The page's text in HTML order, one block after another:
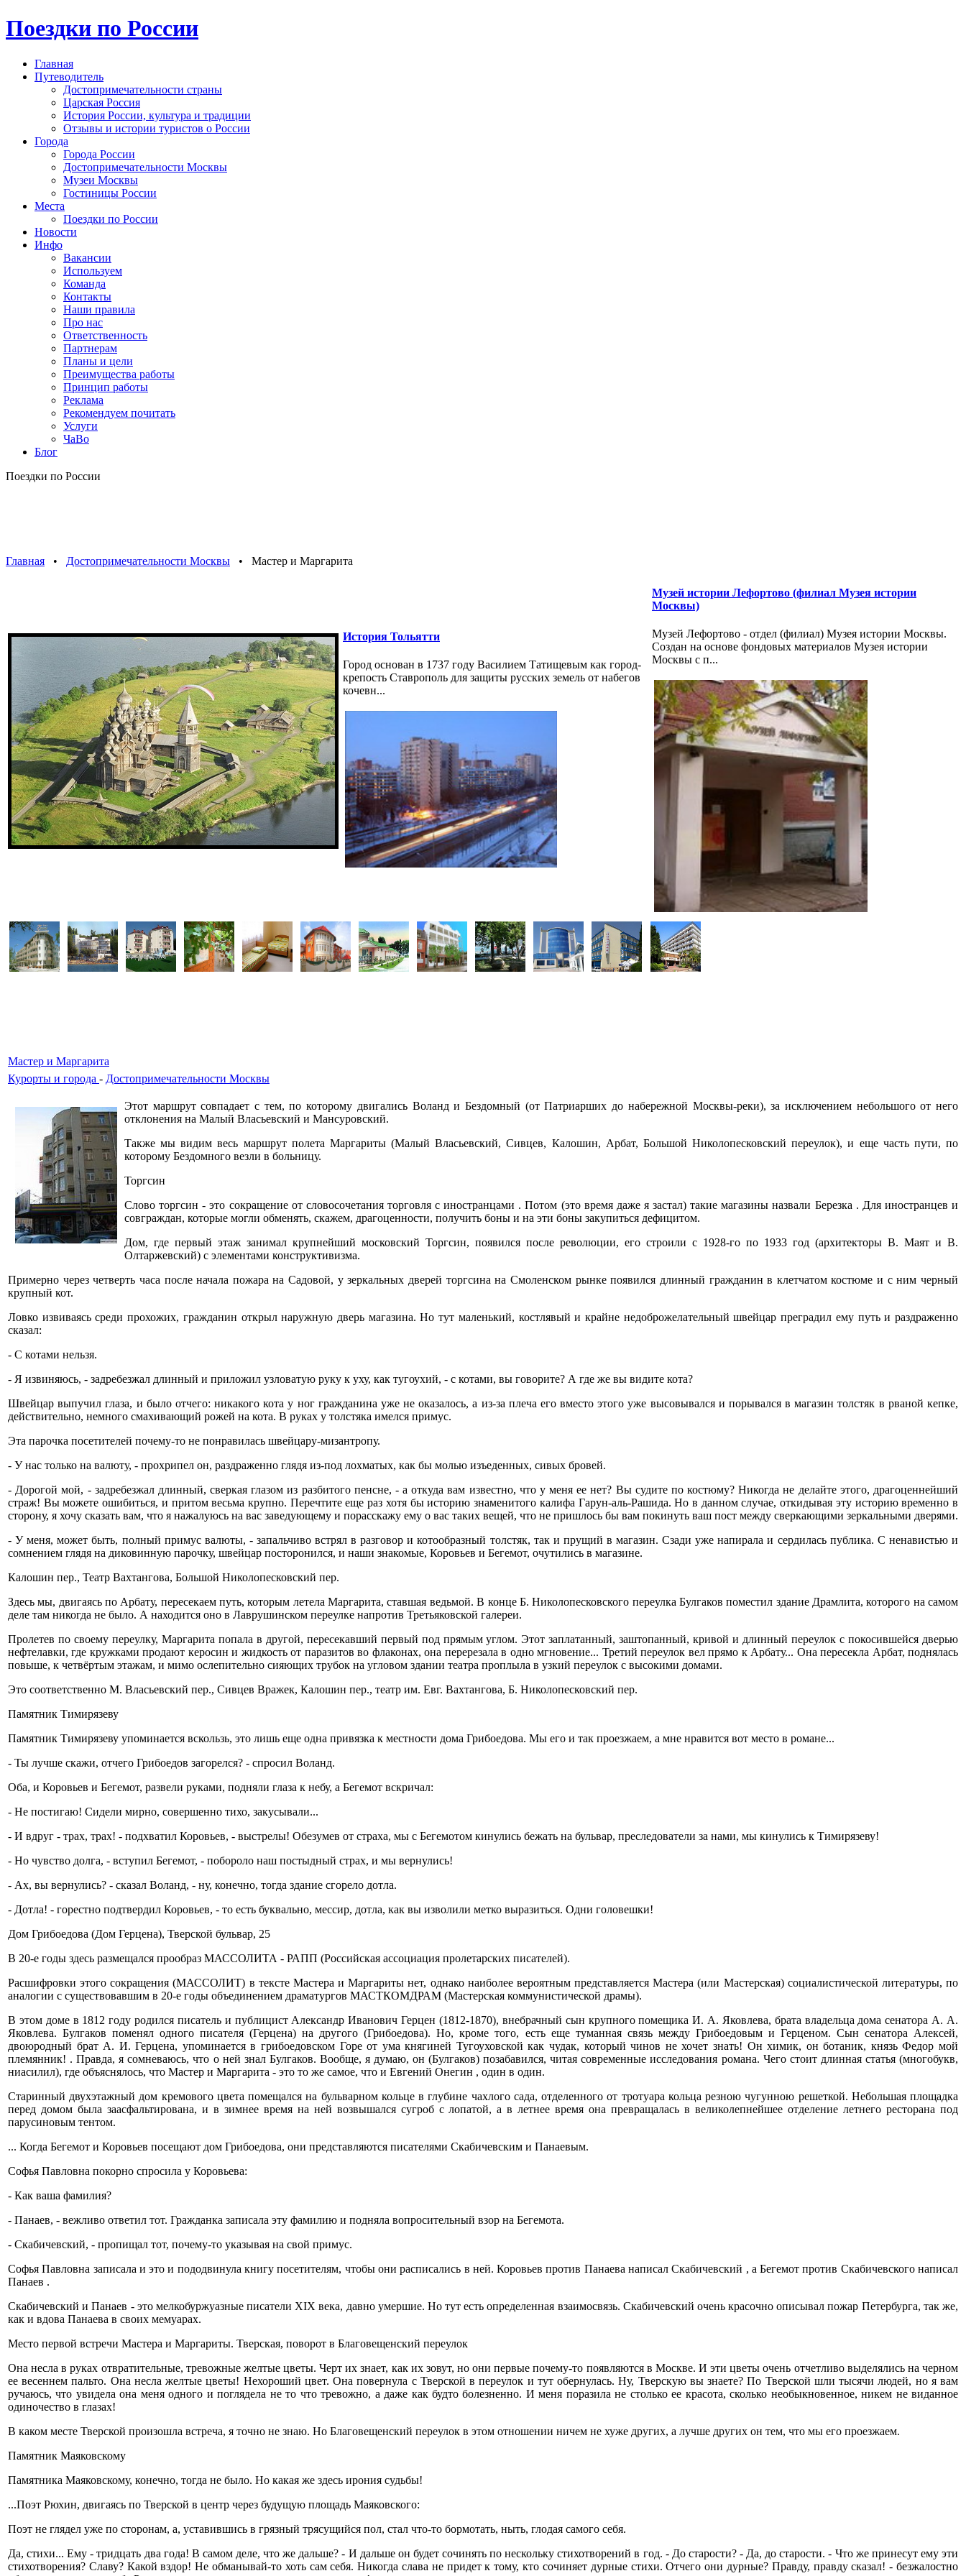
Поездки по России
Главная
Путеводитель
Достопримечательности страны
Царская Россия
История России, культура и традиции
Отзывы и истории туристов о России
Города
Города России
Достопримечательности Москвы
Музеи Москвы
Гостиницы России
Места
Поездки по России
Новости
Инфо
Вакансии
Используем
Команда
Контакты
Наши правила
Про нас
Ответственность
Партнерам
Планы и цели
Преимущества работы
Принцип работы
Реклама
Рекомендуем почитать
Услуги
ЧаВо
Блог
Поездки по России
Главная • Достопримечательности Москвы • Мастер и Маргарита
История Тольятти
Город основан в 1737 году Василием Татищевым как город-
крепость Ставрополь для защиты русских земель от набегов
кочевн...
Музей истории Лефортово (филиал Музея истории
Москвы)
Музей Лефортово - отдел (филиал) Музея истории Москвы.
Создан на основе фондовых материалов Музея истории
Москвы с п...
Мастер и Маргарита
Курорты и города - Достопримечательности Москвы
Этот маршрут совпадает с тем, по которому двигались Воланд и Бездомный (от Патриарших до набережной Москвы-реки), за исключением небольшого от него
отклонения на Малый Власьевский и Мансуровский.
Также мы видим весь маршрут полета Маргариты (Малый Власьевский, Сивцев, Калошин, Арбат, Большой Николопесковский переулок), и еще часть пути, по
которому Бездомного везли в больницу.
Торгсин
Слово торгсин - это сокращение от словосочетания торговля с иностранцами . Потом (это время даже я застал) такие магазины назвали Березка . Для иностранцев и
совграждан, которые могли обменять, скажем, драгоценности, получить боны и на эти боны закупиться дефицитом.
Дом, где первый этаж занимал крупнейший московский Торгсин, появился после революции, его строили с 1928-го по 1933 год (архитекторы В. Маят и В.
Олтаржевский) с элементами конструктивизма.
Примерно через четверть часа после начала пожара на Садовой, у зеркальных дверей торгсина на Смоленском рынке появился длинный гражданин в клетчатом костюме и с ним черный
крупный кот.
Ловко извиваясь среди прохожих, гражданин открыл наружную дверь магазина. Но тут маленький, костлявый и крайне недоброжелательный швейцар преградил ему путь и раздраженно
сказал:
- С котами нельзя.
- Я извиняюсь, - задребезжал длинный и приложил узловатую руку к уху, как тугоухий, - с котами, вы говорите? А где же вы видите кота?
Швейцар выпучил глаза, и было отчего: никакого кота у ног гражданина уже не оказалось, а из-за плеча его вместо этого уже высовывался и порывался в магазин толстяк в рваной кепке,
действительно, немного смахивающий рожей на кота. В руках у толстяка имелся примус.
Эта парочка посетителей почему-то не понравилась швейцару-мизантропу.
- У нас только на валюту, - прохрипел он, раздраженно глядя из-под лохматых, как бы молью изъеденных, сивых бровей.
- Дорогой мой, - задребезжал длинный, сверкая глазом из разбитого пенсне, - а откуда вам известно, что у меня ее нет? Вы судите по костюму? Никогда не делайте этого, драгоценнейший
страж! Вы можете ошибиться, и притом весьма крупно. Перечтите еще раз хотя бы историю знаменитого калифа Гарун-аль-Рашида. Но в данном случае, откидывая эту историю временно в
сторону, я хочу сказать вам, что я нажалуюсь на вас заведующему и порасскажу ему о вас таких вещей, что не пришлось бы вам покинуть ваш пост между сверкающими зеркальными дверями.
- У меня, может быть, полный примус валюты, - запальчиво встрял в разговор и котообразный толстяк, так и прущий в магазин. Сзади уже напирала и сердилась публика. С ненавистью и
сомнением глядя на диковинную парочку, швейцар посторонился, и наши знакомые, Коровьев и Бегемот, очутились в магазине.
Калошин пер., Театр Вахтангова, Большой Николопесковский пер.
Здесь мы, двигаясь по Арбату, пересекаем путь, которым летела Маргарита, ставшая ведьмой. В конце Б. Николопесковского переулка Булгаков поместил здание Драмлита, которого на самом
деле там никогда не было. А находится оно в Лаврушинском переулке напротив Третьяковской галереи.
Пролетев по своему переулку, Маргарита попала в другой, пересекавший первый под прямым углом. Этот заплатанный, заштопанный, кривой и длинный переулок с покосившейся дверью
нефтелавки, где кружками продают керосин и жидкость от паразитов во флаконах, она перерезала в одно мгновение... Третий переулок вел прямо к Арбату... Она пересекла Арбат, поднялась
повыше, к четвёртым этажам, и мимо ослепительно сияющих трубок на угловом здании театра проплыла в узкий переулок с высокими домами.
Это соответственно М. Власьевский пер., Сивцев Вражек, Калошин пер., театр им. Евг. Вахтангова, Б. Николопесковский пер.
Памятник Тимирязеву
Памятник Тимирязеву упоминается вскользь, это лишь еще одна привязка к местности дома Грибоедова. Мы его и так проезжаем, а мне нравится вот место в романе...
- Ты лучше скажи, отчего Грибоедов загорелся? - спросил Воланд.
Оба, и Коровьев и Бегемот, развели руками, подняли глаза к небу, а Бегемот вскричал:
- Не постигаю! Сидели мирно, совершенно тихо, закусывали...
- И вдруг - трах, трах! - подхватил Коровьев, - выстрелы! Обезумев от страха, мы с Бегемотом кинулись бежать на бульвар, преследователи за нами, мы кинулись к Тимирязеву!
- Но чувство долга, - вступил Бегемот, - побороло наш постыдный страх, и мы вернулись!
- Ах, вы вернулись? - сказал Воланд, - ну, конечно, тогда здание сгорело дотла.
- Дотла! - горестно подтвердил Коровьев, - то есть буквально, мессир, дотла, как вы изволили метко выразиться. Одни головешки!
Дом Грибоедова (Дом Герцена), Тверской бульвар, 25
В 20-е годы здесь размещался прообраз МАССОЛИТА - РАПП (Российская ассоциация пролетарских писателей).
Расшифровки этого сокращения (МАССОЛИТ) в тексте Мастера и Маргариты нет, однако наиболее вероятным представляется Мастера (или Мастерская) социалистической литературы, по
аналогии с существовавшим в 20-е годы объединением драматургов МАСТКОМДРАМ (Мастерская коммунистической драмы).
В этом доме в 1812 году родился писатель и публицист Александр Иванович Герцен (1812-1870), внебрачный сын крупного помещика И. А. Яковлева, брата владельца дома сенатора А. А.
Яковлева. Булгаков поменял одного писателя (Герцена) на другого (Грибоедова). Но, кроме того, есть еще туманная связь между Грибоедовым и Герценом. Сын сенатора Алексей,
двоюродный брат А. И. Герцена, упоминается в грибоедовском Горе от ума княгиней Тугоуховской как чудак, который чинов не хочет знать! Он химик, он ботаник, князь Федор мой
племянник! . Правда, я сомневаюсь, что о ней знал Булгаков. Вообще, я думаю, он (Булгаков) позабавился, читая современные исследования романа. Чего стоит длинная статья (многобукв,
ниасилил), где объяснялось, что Мастер и Маргарита - это то же самое, что и Евгений Онегин , один в один.
Старинный двухэтажный дом кремового цвета помещался на бульварном кольце в глубине чахлого сада, отделенного от тротуара кольца резною чугунною решеткой. Небольшая площадка
перед домом была заасфальтирована, и в зимнее время на ней возвышался сугроб с лопатой, а в летнее время она превращалась в великолепнейшее отделение летнего ресторана под
парусиновым тентом.
... Когда Бегемот и Коровьев посещают дом Грибоедова, они представляются писателями Скабичевским и Панаевым.
Софья Павловна покорно спросила у Коровьева:
- Как ваша фамилия?
- Панаев, - вежливо ответил тот. Гражданка записала эту фамилию и подняла вопросительный взор на Бегемота.
- Скабичевский, - пропищал тот, почему-то указывая на свой примус.
Софья Павловна записала и это и пододвинула книгу посетителям, чтобы они расписались в ней. Коровьев против Панаева написал Скабичевский , а Бегемот против Скабичевского написал
Панаев .
Скабичевский и Панаев - это мелкобуржуазные писатели XIX века, давно умершие. Но тут есть определенная взаимосвязь. Скабичевский очень красочно описывал пожар Петербурга, так же,
как и вдова Панаева в своих мемуарах.
Место первой встречи Мастера и Маргариты. Тверская, поворот в Благовещенский переулок
Она несла в руках отвратительные, тревожные желтые цветы. Черт их знает, как их зовут, но они первые почему-то появляются в Москве. И эти цветы очень отчетливо выделялись на черном
ее весеннем пальто. Она несла желтые цветы! Нехороший цвет. Она повернула с Тверской в переулок и тут обернулась. Ну, Тверскую вы знаете? По Тверской шли тысячи людей, но я вам
ручаюсь, что увидела она меня одного и поглядела не то что тревожно, а даже как будто болезненно. И меня поразила не столько ее красота, сколько необыкновенное, никем не виданное
одиночество в глазах!
В каком месте Тверской произошла встреча, я точно не знаю. Но Благовещенский переулок в этом отношении ничем не хуже других, а лучше других он тем, что мы его проезжаем.
Памятник Маяковскому
Памятника Маяковскому, конечно, тогда не было. Но какая же здесь ирония судьбы!
...Поэт Рюхин, двигаясь по Тверской в центр через будущую площадь Маяковского:
Поэт не глядел уже по сторонам, а, уставившись в грязный трясущийся пол, стал что-то бормотать, ныть, глодая самого себя.
Да, стихи... Ему - тридцать два года! В самом деле, что же дальше? - И дальше он будет сочинять по нескольку стихотворений в год. - До старости? - Да, до старости. - Что же принесут ему эти
стихотворения? Славу? Какой вздор! Не обманывай-то хоть сам себя. Никогда слава не придет к тому, кто сочиняет дурные стихи. Отчего они дурные? Правду, правду сказал! - безжалостно